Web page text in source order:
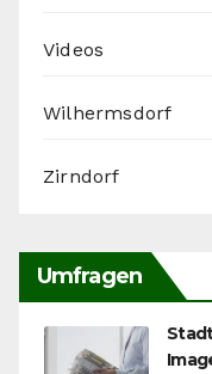
Videos
Wilhermsdorf
Zirndorf
Umfragen